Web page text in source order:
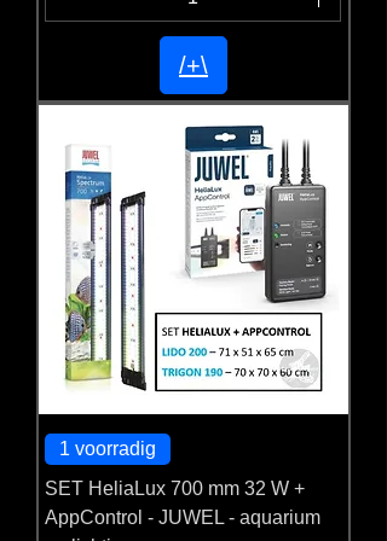
/+\
1 voorradig
SET HeliaLux 700 mm 32 W +
AppControl - JUWEL - aquarium